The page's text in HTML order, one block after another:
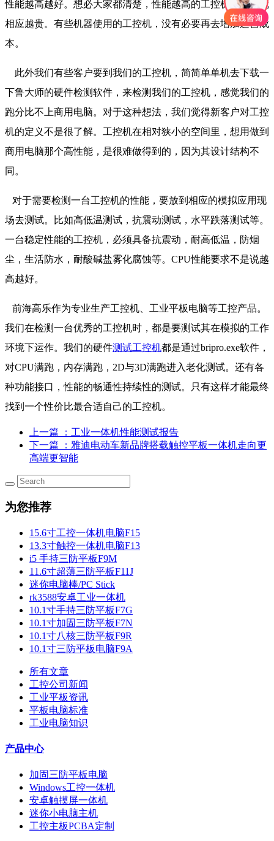
性能越高越好。想必大家都清楚，性能越高的工控机，价格就
相应越贵。有些机器使用的工控机，没有必要再去增加运营成
本。
此外我们有些客户要到我们的工控机，简简单单机去下载一
下鲁大师的硬件检测软件，来检测我们的工控机，感觉我们的
跑分比不上商用电脑。对于这种想法，我们觉得新客户对工控
机的定义不是很了解。工控机在相对狭小的空间里，想用做到
商用电脑那个高性能，是很难做得到的，因为其设计结构不
同。
对于需要检测一台工控机的性能，要放到相应的模拟应用现
场去测试。比如高低温测试，抗震动测试，水平跌落测试等。
一台稳定性能的工控机，必须具备抗震动，耐高低温，防烟
尘，生活防水，耐酸碱盐雾化腐蚀等。CPU性能要求不是说越
高越好。
前海高乐作为专业生产工控机、工业平板电脑等工控产品。
我们在检测一台优秀的工控机时，都是要测试其在模拟的工作
环境下运作。我们的硬件测试工控机都是通过bripro.exe软件，
对CPU满跑，内存满跑，2D与3D满跑进入老化测试。还有各
种功能接口，性能的畅通性持续性的测试。只有这样才能最终
找到一个性价比最合适自己的工控机。
上一篇
：工业一体机性能测试报告
下一篇
：雅迪电动车新品牌搭载触控平板一体机走向更
高端更智能
为您推荐
15.6寸工控一体机电脑F15
13.3寸触控一体机电脑F13
i5 手持三防平板F9M
11.6寸超薄三防平板F11J
迷你电脑棒/PC Stick
rk3588安卓工业一体机
10.1寸手持三防平板F7G
10.1寸加固三防平板F7N
10.1寸八核三防平板F9R
10.1寸三防平板电脑F9A
所有文章
工控公司新闻
工业平板资讯
平板电脑标准
工业电脑知识
产品中心
加固三防平板电脑
Windows工控一体机
安卓触摸屏一体机
迷你小电脑主机
工控主板PCBA定制